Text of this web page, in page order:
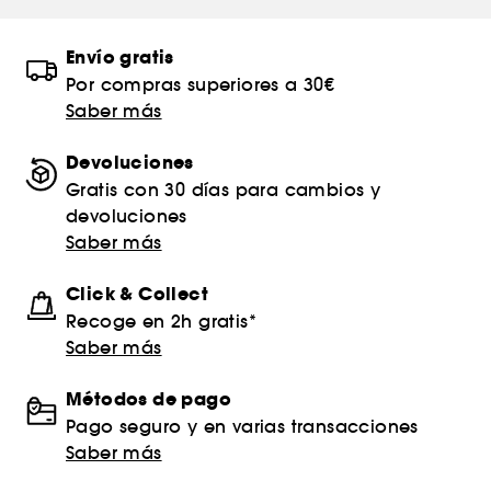
Envío gratis
Por compras superiores a 30€
Saber más
Devoluciones
Gratis con 30 días para cambios y
devoluciones
Saber más
Click & Collect
Recoge en 2h gratis*
Saber más
Métodos de pago
Pago seguro y en varias transacciones
Saber más